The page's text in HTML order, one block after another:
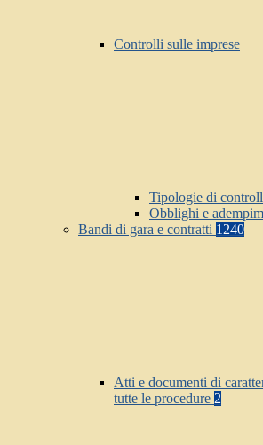
Controlli sulle imprese
Tipologie di
Obblighi e
Bandi di gara e contratti 1240
Atti e documenti di
tutte le procedure 2